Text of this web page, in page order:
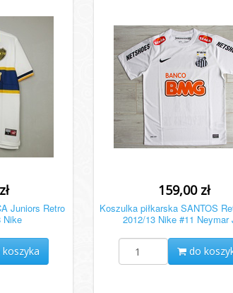
Juniors Retro
Nike
159,00 zł
Koszulka piłkarska SANTOS
2012/13 Nike #11 Neymar
do